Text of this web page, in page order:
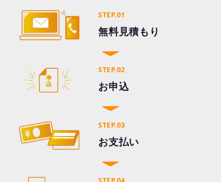
STEP.01
無料見積もり
STEP.02
お申込
STEP.03
お支払い
STEP.04